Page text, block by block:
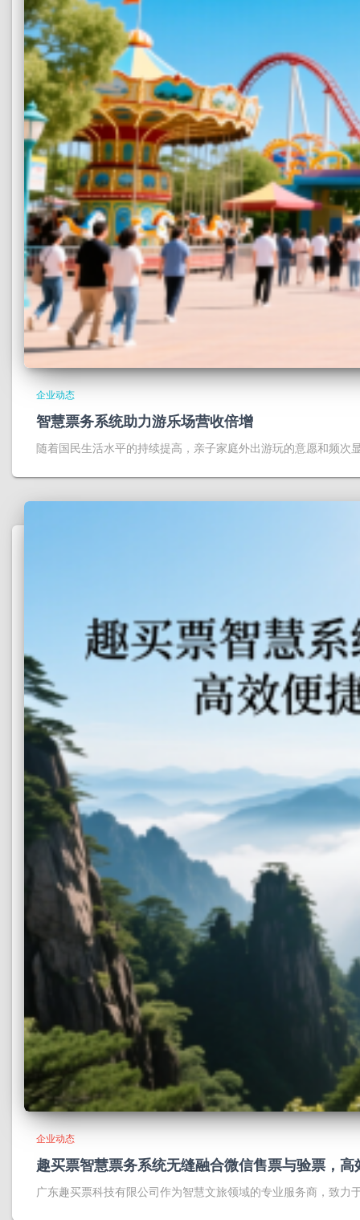
企业动态
智慧票务系统助力游乐场营收倍增
随着国民生活水平的持续提高，亲子家庭外出游玩的意愿和频次
企业动态
趣买票智慧票务系统无缝融合微信售票与验票，
广东趣买票科技有限公司作为智慧文旅领域的专业服务商，致力